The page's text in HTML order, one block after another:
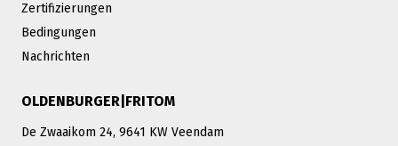
Zertifizierungen
Bedingungen
Nachrichten
OLDENBURGER|FRITOM
De Zwaaikom 24, 9641 KW Veendam